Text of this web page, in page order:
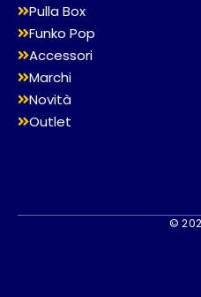
Pulla Box
Funko Pop
Accessori
Marchi
Novità
Outlet
©